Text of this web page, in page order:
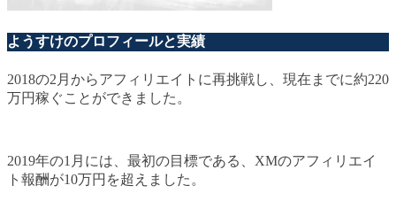
ようすけのプロフィールと実績
2018の2月からアフィリエイトに再挑戦し、現在までに約220
万円稼ぐことができました。
2019年の1月には、最初の目標である、XMのアフィリエイ
ト報酬が10万円を超えました。